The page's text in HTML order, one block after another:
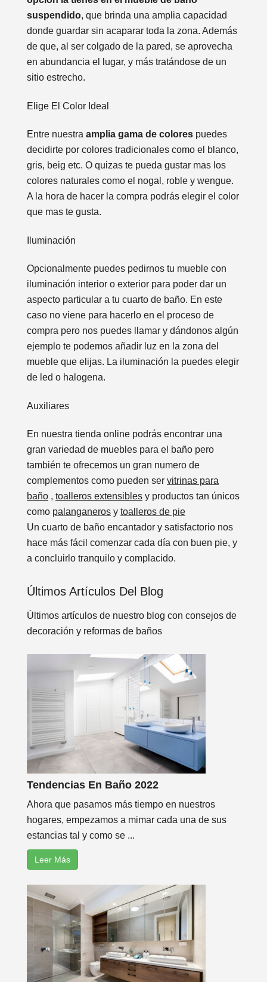
suspendido, que brinda una amplia capacidad
donde guardar sin acaparar toda la zona. Además
de que, al ser colgado de la pared, se aprovecha
en abundancia el lugar, y más tratándose de un
sitio estrecho.
Elige El Color Ideal
Entre nuestra amplia gama de colores puedes
decidirte por colores tradicionales como el blanco,
gris, beig etc. O quizas te pueda gustar mas los
colores naturales como el nogal, roble y wengue.
A la hora de hacer la compra podrás elegir el color
que mas te gusta.
Iluminación
Opcionalmente puedes pedirnos tu mueble con
iluminación interior o exterior para poder dar un
aspecto particular a tu cuarto de baño. En este
caso no viene para hacerlo en el proceso de
compra pero nos puedes llamar y dándonos algún
ejemplo te podemos añadir luz en la zona del
mueble que elijas. La iluminación la puedes elegir
de led o halogena.
Auxiliares
En nuestra tienda online podrás encontrar una
gran variedad de muebles para el baño pero
también te ofrecemos un gran numero de
complementos como pueden ser vitrinas para
baño , toalleros extensibles y productos tan únicos
como palanganeros y toalleros de pie
Un cuarto de baño encantador y satisfactorio nos
hace más fácil comenzar cada día con buen pie, y
a concluirlo tranquilo y complacido.
Últimos Artículos Del Blog
Últimos artículos de nuestro blog con consejos de
decoración y reformas de baños
Tendencias En Baño 2022
Ahora que pasamos más tiempo en nuestros
hogares, empezamos a mimar cada una de sus
estancias tal y como se ...
Leer Más